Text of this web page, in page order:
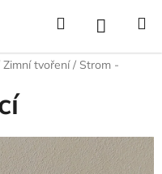
Hledat NÁKUPNÍ
KOŠÍK
Zimní tvoření / Strom -